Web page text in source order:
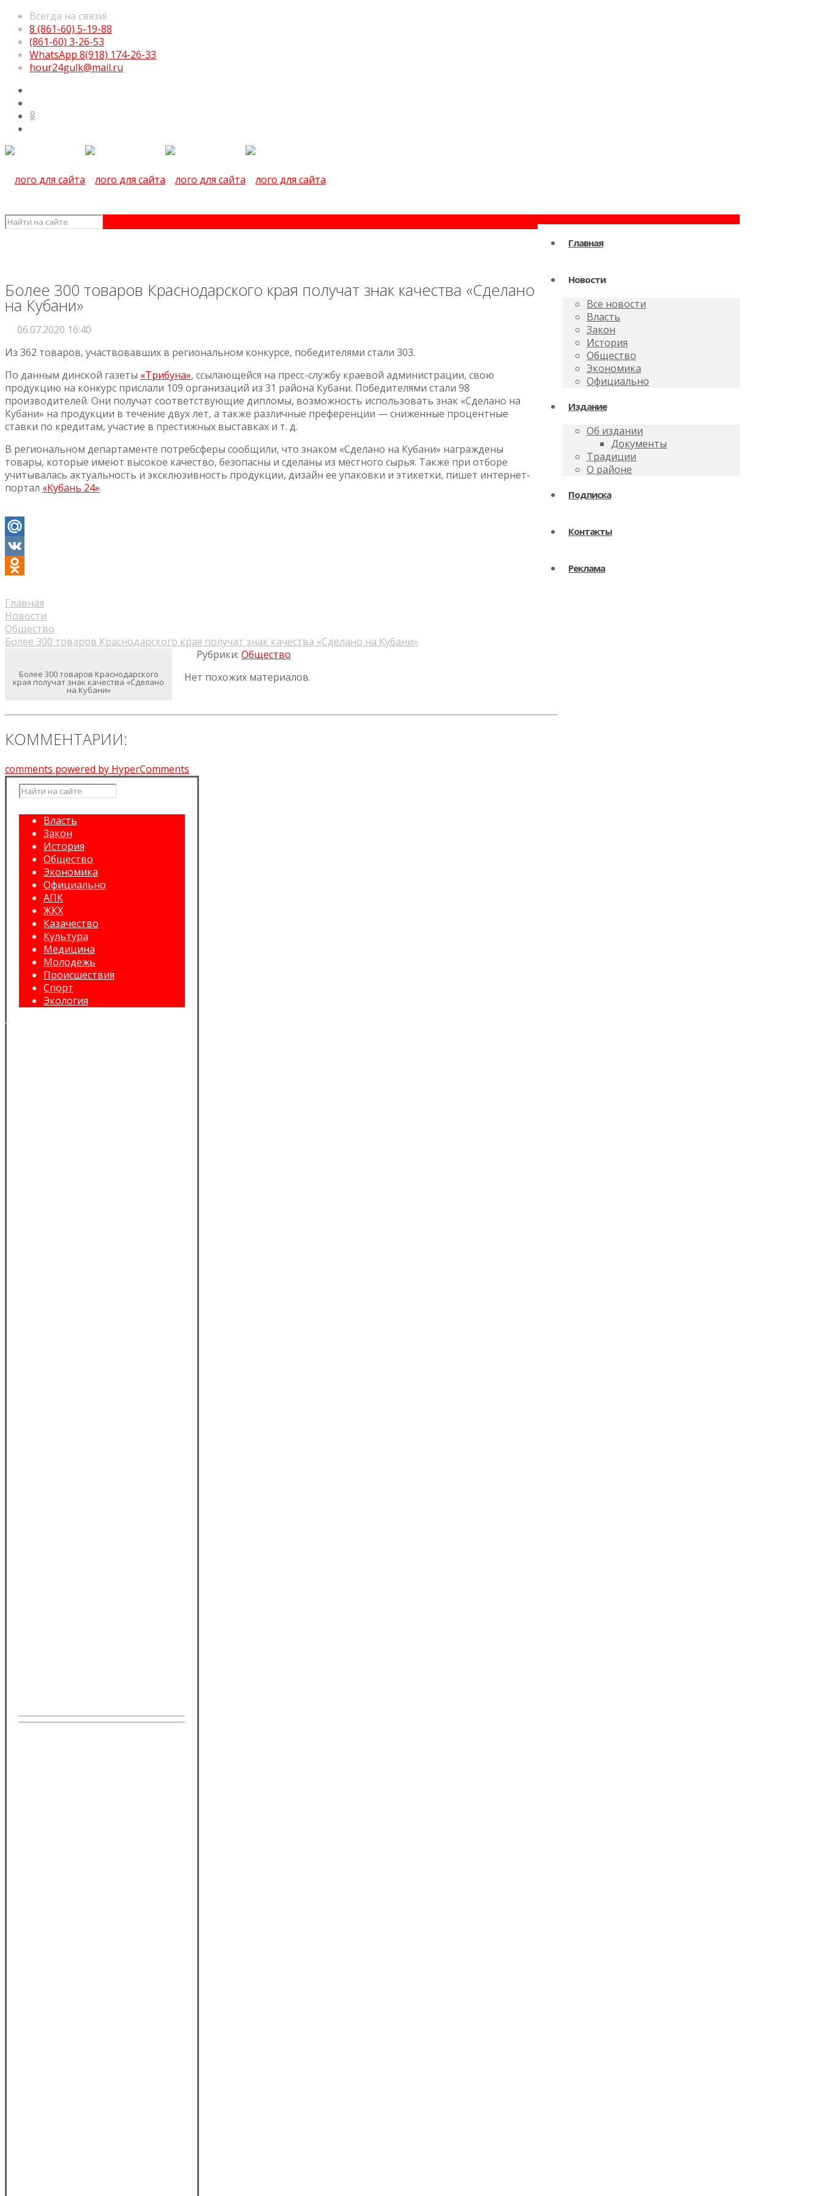
Всегда на связи!
8 (861-60) 5-19-88
(861-60) 3-26-53
WhatsApp 8(918) 174-26-33
hour24gulk@mail.ru
Главная
Новости
Все новости
Власть
Закон
История
Общество
Экономика
Официально
Издание
Об издании
Документы
Традиции
О районе
Подписка
Контакты
Реклама
Главная
Новости
Общество
Более 300 товаров Краснодарского края получат знак качества «Сделано на Кубани»
Более 300 товаров Краснодарского края получат знак качества «Сделано
на Кубани»
06.07.2020 16:40
Более 300 товаров Краснодарского
края получат знак качества «Сделано
на Кубани»
Из 362 товаров, участвовавших в региональном конкурсе, победителями стали 303.
По данным динской газеты «Трибуна», ссылающейся на пресс-службу краевой администрации, свою
продукцию на конкурс прислали 109 организаций из 31 района Кубани. Победителями стали 98
производителей. Они получат соответствующие дипломы, возможность использовать знак «Сделано на
Кубани» на продукции в течение двух лет, а также различные преференции — сниженные процентные
ставки по кредитам, участие в престижных выставках и т. д.
В региональном департаменте потребсферы сообщили, что знаком «Сделано на Кубани» награждены
товары, которые имеют высокое качество, безопасны и сделаны из местного сырья. Также при отборе
учитывалась актуальность и эксклюзивность продукции, дизайн ее упаковки и этикетки, пишет интернет-
портал «Кубань 24».
Mail.Ru
VK
Рубрики: Общество
Нет похожих материалов.
КОММЕНТАРИИ:
comments powered by HyperComments
Власть
Закон
История
Общество
Экономика
Официально
АПК
ЖКХ
Казачество
Культура
Медицина
Молодежь
Происшествия
Спорт
Экология